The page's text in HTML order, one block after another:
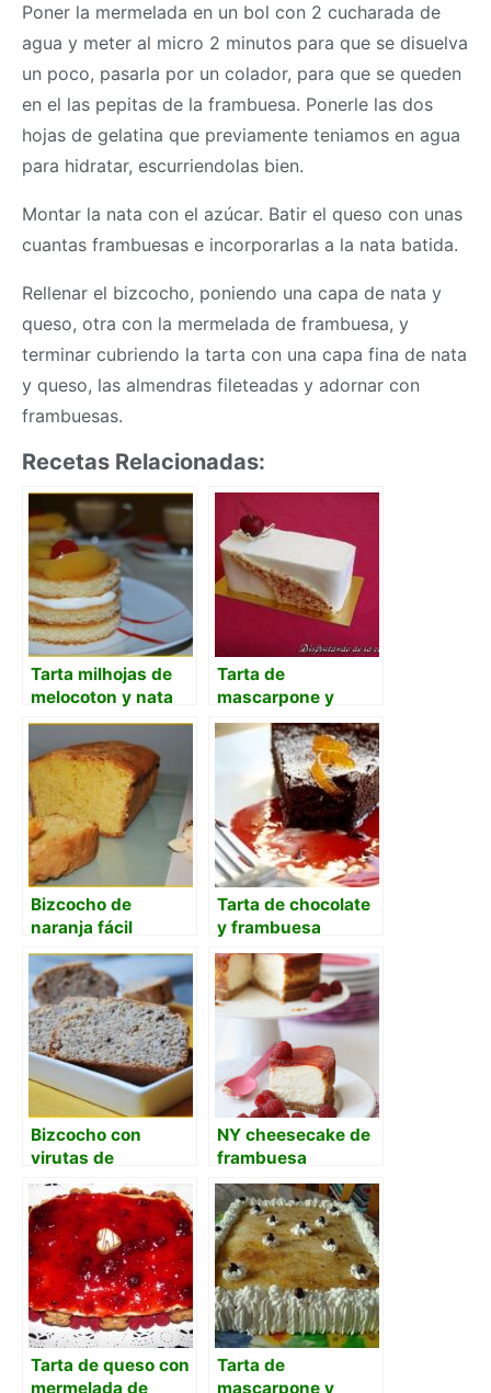
Poner la mermelada en un bol con 2 cucharada de
agua y meter al micro 2 minutos para que se disuelva
un poco, pasarla por un colador, para que se queden
en el las pepitas de la frambuesa. Ponerle las dos
hojas de gelatina que previamente teniamos en agua
para hidratar, escurriendolas bien.
Montar la nata con el azúcar. Batir el queso con unas
cuantas frambuesas e incorporarlas a la nata batida.
Rellenar el bizcocho, poniendo una capa de nata y
queso, otra con la mermelada de frambuesa, y
terminar cubriendo la tarta con una capa fina de nata
y queso, las almendras fileteadas y adornar con
frambuesas.
Recetas Relacionadas:
Tarta milhojas de
melocoton y nata
Tarta de
mascarpone y
cerezas
Bizcocho de
naranja fácil
Tarta de chocolate
y frambuesa
Bizcocho con
virutas de
chocolate y polvo
de naranja
NY cheesecake de
frambuesa
Tarta de queso con
mermelada de
Tarta de
mascarpone y